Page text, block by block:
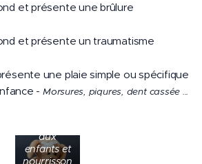
et présente une brûlure
et présente un traumatisme
une plaie simple ou spécifique
- Morsures, piqures, dent cassée ...
aux
enfants et
nourrisson